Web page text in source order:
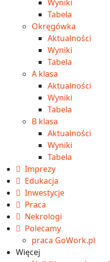
Wyniki
Tabela
Okręgówka
Aktualności
Wyniki
Tabela
A klasa
Aktualności
Wyniki
Tabela
B klasa
Aktualności
Wyniki
Tabela
Imprezy
Edukacja
Inwestycje
Praca
Nekrologi
Polecamy
praca GoWork.pl
Więcej